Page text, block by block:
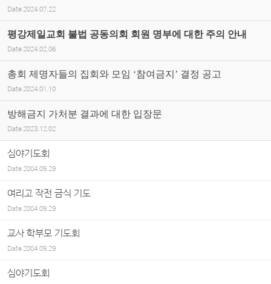
Date 2024.07.22
평강제일교회 불법 공동의회 회원 명부에 대한 주의 안내
Date 2024.02.06
총회 제명자들의 집회와 모임 ‘참여금지’ 결정 공고
Date 2024.01.10
방해금지 가처분 결과에 대한 입장문
Date 2023.12.02
심야기도회
Date2004.09.29
여리고 작전 금식 기도
Date2004.09.29
교사 학부모 기도회
Date2004.09.29
심야기도회